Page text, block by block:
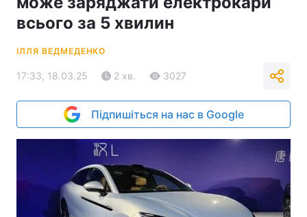
всього за 5 хвилин
ІЛЛЯ ВЕДМЕДЕНКО
17:33, 18.03.25 2 хв. 3027
Підпишіться на нас в Google